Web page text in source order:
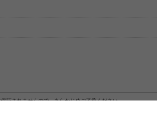
証されませんので、あらかじめご了承ください。
詞サイト「